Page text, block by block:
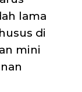
lama
di
mini